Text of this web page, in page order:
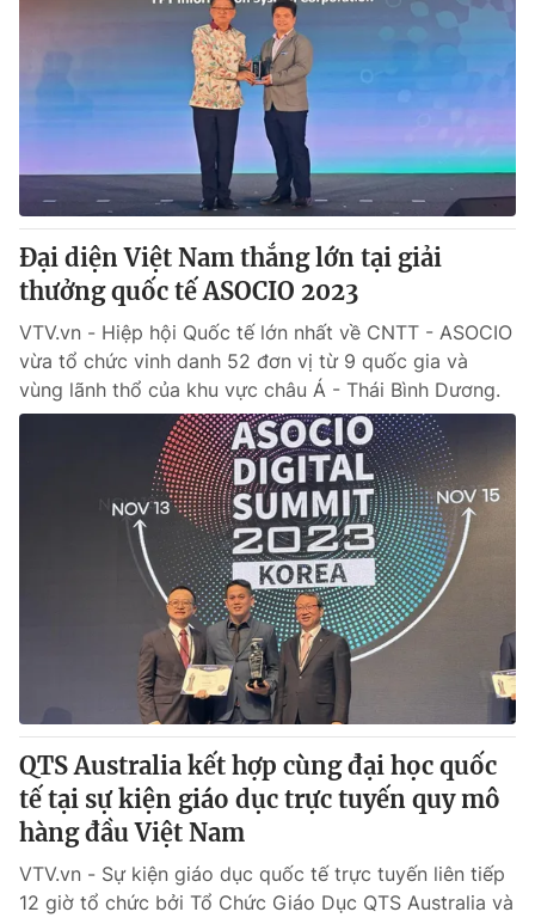
Bất động sản
Tấm lòng Việt
VTV4 Vươn mình bằng AI
VTV9 VTV8
Liên hệ tòa soạn
Theo dõi báo trên
Cơ quan chủ quản:Đài Truyền hình Việt Nam
Thời báo VTV
Giấy phép hoạt động báo in và báo điện tử số 483/GP-BTTTT
cấp ngày 29/12/2023
Vũ Thanh Thủy
Phó Tổng Biên tập:Nguyễn Thị Mỹ Hạnh, Phạm Quốc Thắng,
Nguyễn Trọng Ninh
Tổng đài VTV:024.38 355 931 - 024.38 355 932
Ðiện thoại Thời báo VTV:024.66 897 897
toasoan@vtv.vn
Liên hệ quảng cáo:024-7300.7108
Đại diện Việt Nam thắng lớn tại giải
thưởng quốc tế ASOCIO 2023
VTV.vn - Hiệp hội Quốc tế lớn nhất về CNTT - ASOCIO
vừa tổ chức vinh danh 52 đơn vị từ 9 quốc gia và
vùng lãnh thổ của khu vực châu Á - Thái Bình Dương.
QTS Australia kết hợp cùng đại học quốc
tế tại sự kiện giáo dục trực tuyến quy mô
hàng đầu Việt Nam
VTV.vn - Sự kiện giáo dục quốc tế trực tuyến liên tiếp
12 giờ tổ chức bởi Tổ Chức Giáo Dục QTS Australia và